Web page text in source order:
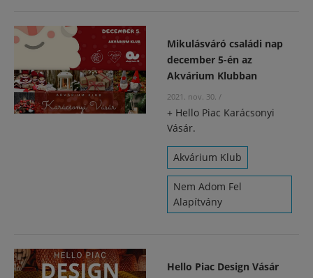
Mikulásváró családi nap
december 5-én az
Akvárium Klubban
2021. nov. 30. /
+ Hello Piac Karácsonyi
Vásár.
Akvárium Klub
Nem Adom Fel
Alapítvány
Hello Piac Design Vásár